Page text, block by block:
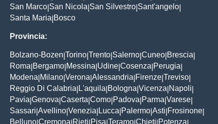
San Marco San Nicola San Silvestro Sant'angelo
Santa Maria Bosco
Provincia:
Bolzano-Bozen Torino Trento Salerno Cuneo Brescia
Roma Bergamo Messina Udine Cosenza Perugia
Modena Milano Verona Alessandria Firenze Treviso
Reggio Di Calabria L'aquila Bologna Vicenza Napoli
Pavia Genova Caserta Como Padova Parma Varese
Sassari Avellino Venezia Lucca Palermo Asti Frosinone
Belluno Cremona Rieti Pisa Teramo Chieti Potenza